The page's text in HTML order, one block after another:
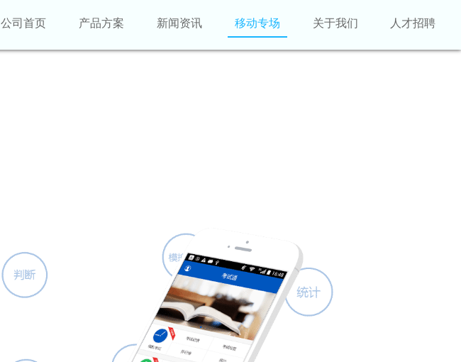
公司首页 产品方案 新闻资讯 移动专场 关于我们 人才招聘